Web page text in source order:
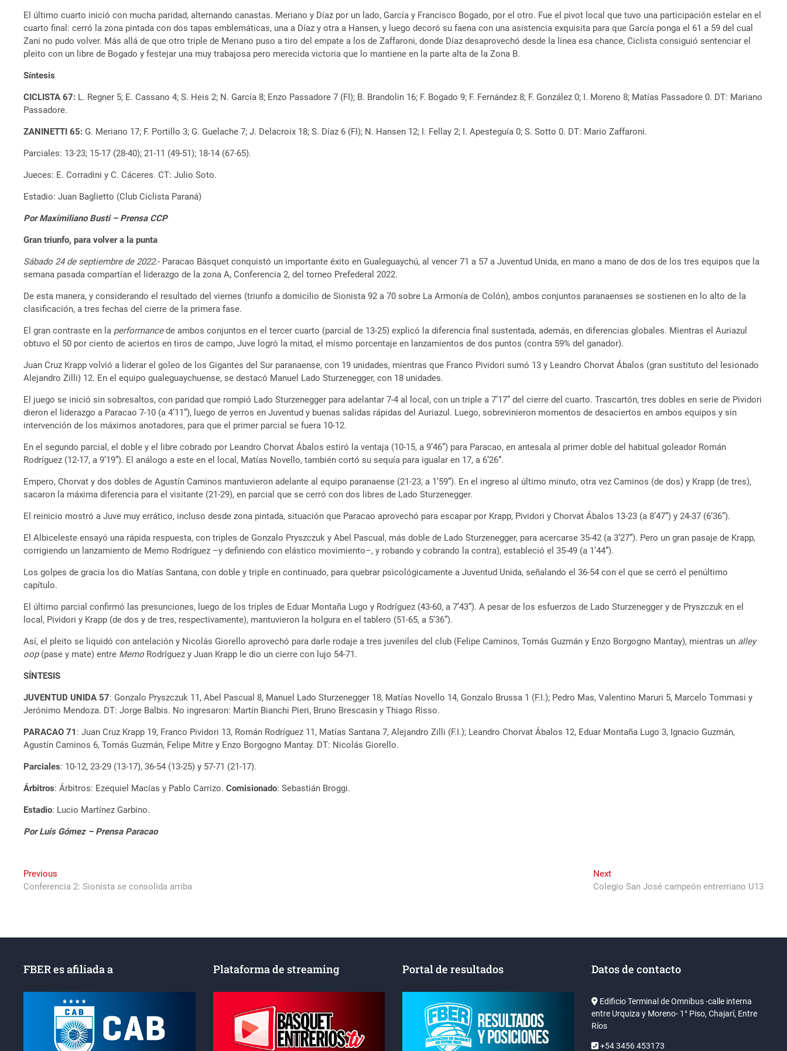
El último cuarto inició con mucha paridad, alternando canastas. Meriano y Díaz por un lado, García y Francisco Bogado, por el otro. Fue el pivot local que tuvo una participación estelar en el
cuarto final: cerró la zona pintada con dos tapas emblemáticas, una a Díaz y otra a Hansen, y luego decoró su faena con una asistencia exquisita para que García ponga el 61 a 59 del cual
Zani no pudo volver. Más allá de que otro triple de Meriano puso a tiro del empate a los de Zaffaroni, donde Díaz desaprovechó desde la línea esa chance, Ciclista consiguió sentenciar el
pleito con un libre de Bogado y festejar una muy trabajosa pero merecida victoria que lo mantiene en la parte alta de la Zona B.
Síntesis
CICLISTA 67: L. Regner 5; E. Cassano 4; S. Heis 2; N. García 8; Enzo Passadore 7 (FI); B. Brandolin 16; F. Bogado 9; F. Fernández 8; F. González 0; I. Moreno 8; Matías Passadore 0. DT: Mariano
Passadore.
ZANINETTI 65: G. Meriano 17; F. Portillo 3; G. Guelache 7; J. Delacroix 18; S. Díaz 6 (FI); N. Hansen 12; I. Fellay 2; I. Apesteguía 0; S. Sotto 0. DT: Mario Zaffaroni.
Parciales: 13-23; 15-17 (28-40); 21-11 (49-51); 18-14 (67-65).
Jueces: E. Corradini y C. Cáceres. CT: Julio Soto.
Estadio: Juan Baglietto (Club Ciclista Paraná)
Por Maximiliano Busti – Prensa CCP
Gran triunfo, para volver a la punta
Sábado 24 de septiembre de 2022.- Paracao Básquet conquistó un importante éxito en Gualeguaychú, al vencer 71 a 57 a Juventud Unida, en mano a mano de dos de los tres equipos que la
semana pasada compartían el liderazgo de la zona A, Conferencia 2, del torneo Prefederal 2022.
De esta manera, y considerando el resultado del viernes (triunfo a domicilio de Sionista 92 a 70 sobre La Armonía de Colón), ambos conjuntos paranaenses se sostienen en lo alto de la
clasificación, a tres fechas del cierre de la primera fase.
El gran contraste en la performancede ambos conjuntos en el tercer cuarto (parcial de 13-25) explicó la diferencia final sustentada, además, en diferencias globales. Mientras el Auriazul
obtuvo el 50 por ciento de aciertos en tiros de campo, Juve logró la mitad, el mismo porcentaje en lanzamientos de dos puntos (contra 59% del ganador).
Juan Cruz Krapp volvió a liderar el goleo de los Gigantes del Sur paranaense, con 19 unidades, mientras que Franco Pividori sumó 13 y Leandro Chorvat Ábalos (gran sustituto del lesionado
Alejandro Zilli) 12. En el equipo gualeguaychuense, se destacó Manuel Lado Sturzenegger, con 18 unidades.
El juego se inició sin sobresaltos, con paridad que rompió Lado Sturzenegger para adelantar 7-4 al local, con un triple a 7’17” del cierre del cuarto. Trascartón, tres dobles en serie de Pividori
dieron el liderazgo a Paracao 7-10 (a 4’11”), luego de yerros en Juventud y buenas salidas rápidas del Auriazul. Luego, sobrevinieron momentos de desaciertos en ambos equipos y sin
intervención de los máximos anotadores, para que el primer parcial se fuera 10-12.
En el segundo parcial, el doble y el libre cobrado por Leandro Chorvat Ábalos estiró la ventaja (10-15, a 9’46”) para Paracao, en antesala al primer doble del habitual goleador Román
Rodríguez (12-17, a 9’19”). El análogo a este en el local, Matías Novello, también cortó su sequía para igualar en 17, a 6’26”.
Empero, Chorvat y dos dobles de Agustín Caminos mantuvieron adelante al equipo paranaense (21-23, a 1’59”). En el ingreso al último minuto, otra vez Caminos (de dos) y Krapp (de tres),
sacaron la máxima diferencia para el visitante (21-29), en parcial que se cerró con dos libres de Lado Sturzenegger.
El reinicio mostró a Juve muy errático, incluso desde zona pintada, situación que Paracao aprovechó para escapar por Krapp, Pividori y Chorvat Ábalos 13-23 (a 8’47”) y 24-37 (6’36”).
El Albiceleste ensayó una rápida respuesta, con triples de Gonzalo Pryszczuk y Abel Pascual, más doble de Lado Sturzenegger, para acercarse 35-42 (a 3’27”). Pero un gran pasaje de Krapp,
corrigiendo un lanzamiento de Memo Rodríguez –y definiendo con elástico movimiento–, y robando y cobrando la contra), estableció el 35-49 (a 1’44”).
Los golpes de gracia los dio Matías Santana, con doble y triple en continuado, para quebrar psicológicamente a Juventud Unida, señalando el 36-54 con el que se cerró el penúltimo
capítulo.
El último parcial confirmó las presunciones, luego de los triples de Eduar Montaña Lugo y Rodríguez (43-60, a 7’43”). A pesar de los esfuerzos de Lado Sturzenegger y de Pryszczuk en el
local, Pividori y Krapp (de dos y de tres, respectivamente), mantuvieron la holgura en el tablero (51-65, a 5’36”).
Así, el pleito se liquidó con antelación y Nicolás Giorello aprovechó para darle rodaje a tres juveniles del club (Felipe Caminos, Tomás Guzmán y Enzo Borgogno Mantay), mientras un alley
oop(pase y mate) entre Memo Rodríguez y Juan Krapp le dio un cierre con lujo 54-71.
SÍNTESIS
JUVENTUD UNIDA 57: Gonzalo Pryszczuk 11, Abel Pascual 8, Manuel Lado Sturzenegger 18, Matías Novello 14, Gonzalo Brussa 1 (F.I.); Pedro Mas, Valentino Maruri 5, Marcelo Tommasi y
Jerónimo Mendoza. DT: Jorge Balbis. No ingresaron: Martín Bianchi Pieri, Bruno Brescasin y Thiago Risso.
PARACAO 71 : Juan Cruz Krapp 19, Franco Pividori 13, Román Rodríguez 11, Matías Santana 7, Alejandro Zilli (F.I.); Leandro Chorvat Ábalos 12, Eduar Montaña Lugo 3, Ignacio Guzmán,
Agustín Caminos 6, Tomás Guzmán, Felipe Mitre y Enzo Borgogno Mantay. DT: Nicolás Giorello.
Parciales: 10-12, 23-29 (13-17), 36-54 (13-25) y 57-71 (21-17).
Árbitros: Árbitros: Ezequiel Macías y Pablo Carrizo.Comisionado: Sebastián Broggi.
Estadio: Lucio Martínez Garbino.
Por Luis Gómez – Prensa Paracao
Navegación
de
Previous
post:
Conferencia 2: Sionista se consolida arriba
NextNext
post:
Colegio San José campeón entrerriano U13
FBER es afiliada a Plataforma de streaming Portal de resultados Datos de contacto
Edificio Terminal de Omnibus -calle interna
entre Urquiza y Moreno- 1° Piso, Chajarí, Entre
Ríos
+54 3456 453173